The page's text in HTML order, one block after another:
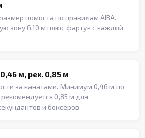
помоста по правилам AIBA.
зону 6,10 м плюс фартук с каждой
м, рек. 0,85 м
за канатами. Минимум 0,46 м по
0,85 м для
и боксёров